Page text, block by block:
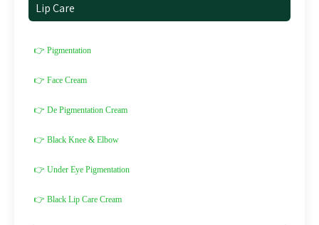
Lip Care
👉 Pigmentation
👉 Face Cream
👉 De Pigmentation Cream
👉 Black Knee & Elbow
👉 Under Eye Pigmentation
👉 Black Lip Care Cream